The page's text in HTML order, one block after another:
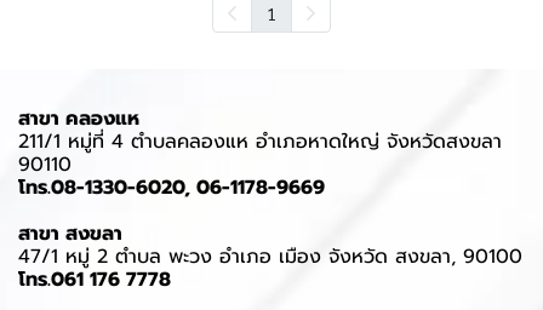
1
สาขา คลองแห
211/1 หมู่ที่ 4 ตำบลคลองแห อำเภอหาดใหญ่ จังหวัดสงขลา
90110
โทร.08-1330-6020, 06-1178-9669
สาขา สงขลา
47/1 หมู่ 2 ตำบล พะวง อำเภอ เมือง จังหวัด สงขลา, 90100
โทร.061 176 7778